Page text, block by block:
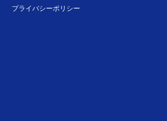
プライバシーポリシー